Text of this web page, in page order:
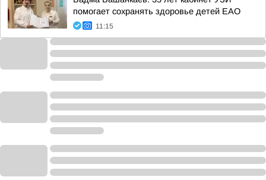
помогает сохранять здоровье детей ЕАО
11:15